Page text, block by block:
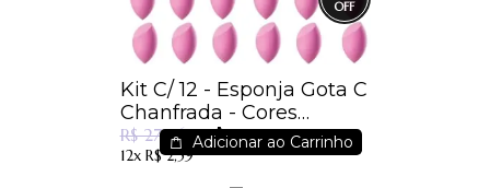
Kit C/ 12 - Esponja Gota C
Chanfrada - Cores
Sortidas - IM
R$ 27,96 R$ 22,99
12x R$ 2,59
Adicionar ao Carrinho